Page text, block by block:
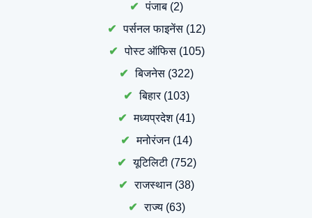
पंजाब (2)
पर्सनल फाइनेंस (12)
पोस्ट ऑफिस(105)
बिजनेस (322)
बिहार(103)
मध्यप्रदेश(41)
मनोरंजन(14)
यूटिलिटी(752)
राजस्थान(38)
राज्य(63)